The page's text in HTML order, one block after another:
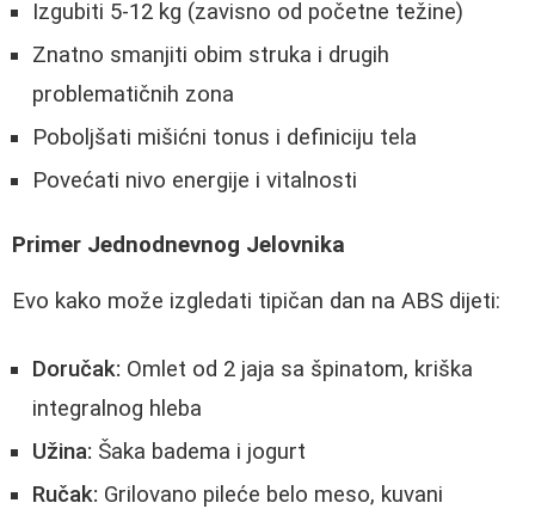
Izgubiti 5-12 kg (zavisno od početne težine)
Znatno smanjiti obim struka i drugih
problematičnih zona
Poboljšati mišićni tonus i definiciju tela
Povećati nivo energije i vitalnosti
Primer Jednodnevnog Jelovnika
Evo kako može izgledati tipičan dan na ABS dijeti:
Doručak: Omlet od 2 jaja sa špinatom, kriška
integralnog hleba
Užina: Šaka badema i jogurt
Ručak: Grilovano pileće belo meso, kuvani